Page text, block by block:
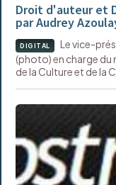
Droit d'auteur et
par Audrey
DIGITAL
Le vice-
(photo) en charge du
de la Culture et de la